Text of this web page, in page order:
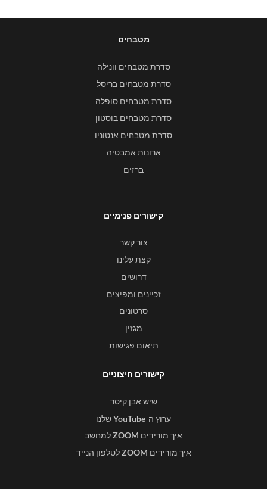
מטבחים
סדרת מטבחים וונילה
סדרת מטבחים בריסל
סדרת מטבחים סופלה
סדרת מטבחים בוסטון
סדרת מטבחים אנטוניו
ארונות אמבטיה
ברזים
קישורים פנימיים
צור קשר
קצת עלינו
דרושים
זכיינים ומפיצים
סרטונים
מגזין
תיאום פגישות
קישורים חיצוניים
שיש אבן קיסר
ערוץ ה-YouTubeשלנו
איך מורידים ZOOMלמחשב
איך מורידים ZOOM לטלפון הנייד